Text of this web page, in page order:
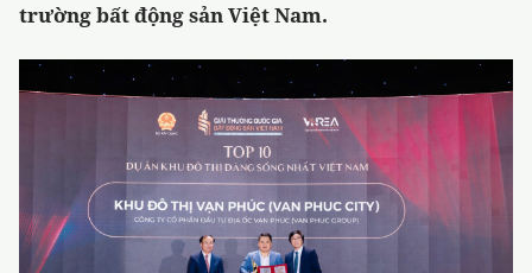
trường bất động sản Việt Nam.